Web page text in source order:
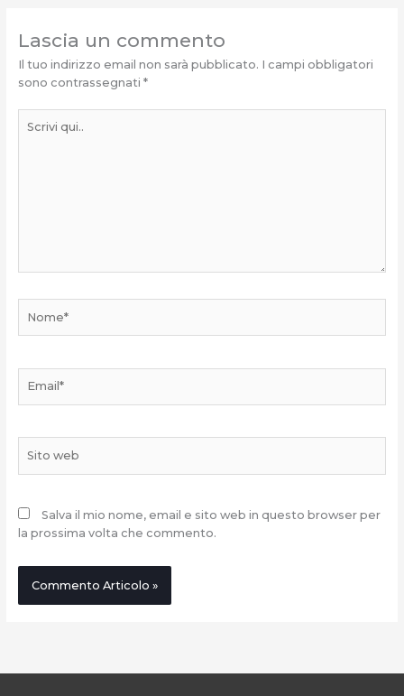
Lascia un commento
Il tuo indirizzo email non sarà pubblicato. I campi obbligatori
sono contrassegnati *
qui..
web
Salva il mio nome, email e sito web in questo browser per
la prossima volta che commento.